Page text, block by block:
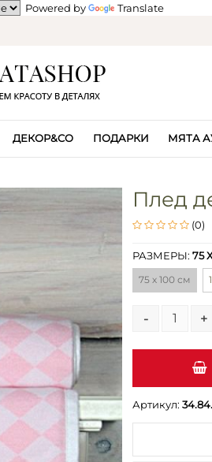
Powered by
Translate
ДЕКОР&CO ПОДАРКИ МЯТА
Плед
(0)
РАЗМЕРЫ: 75
75 х 100 см
- +
Артикул: